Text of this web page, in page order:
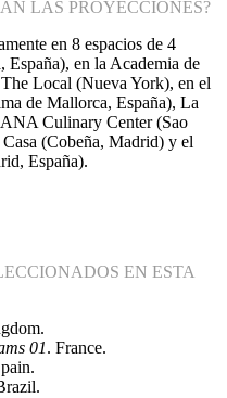
LAS PROYECCIONES?
en 8 espacios de 4
España), en la Academia de
Local (Nueva York), en el
de Mallorca, España), La
Culinary Center (Sao
(Cobeña, Madrid) y el
España).
EN ESTA
01. France.